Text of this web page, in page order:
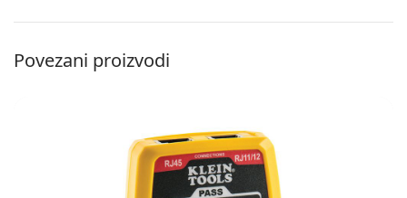
Povezani proizvodi